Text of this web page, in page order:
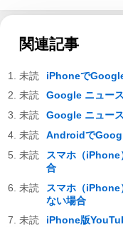
関連記事
iPhoneで
Google ニュー
Google ニュー
Androidで
スマホ（iPhone
合
スマホ（iPhone
ない場合
iPhone版